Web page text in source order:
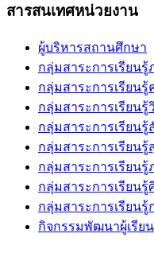
สารสนเทศหน่วยงาน
ผู้บริหารสถานศึกษา
กลุ่มสาระการเรียนรู้
กลุ่มสาระการเรียน
กลุ่มสาระการเรียนรู้
กลุ่มสาระการเรียนรู้
กลุ่มสาระการเรียน
กลุ่มสาระการเรียนรู้
กลุ่มสาระการเรียนรู้
กลุ่มสาระการเรียน
กิจกรรมพัฒนาผู้เรียน